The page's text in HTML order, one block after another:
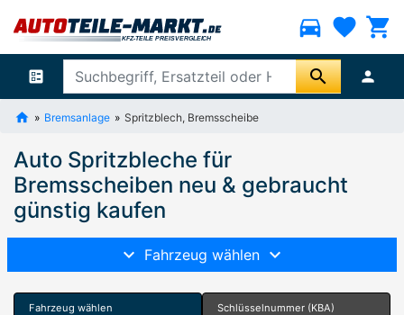
directions_car favorite shopping_cart
ballot search person
Bremsanlage Spritzblech, Bremsscheibe
Auto Spritzbleche für
Bremsscheiben neu & gebraucht
günstig kaufen
Fahrzeug wählen
Fahrzeug wählen Schlüsselnummer (KBA)